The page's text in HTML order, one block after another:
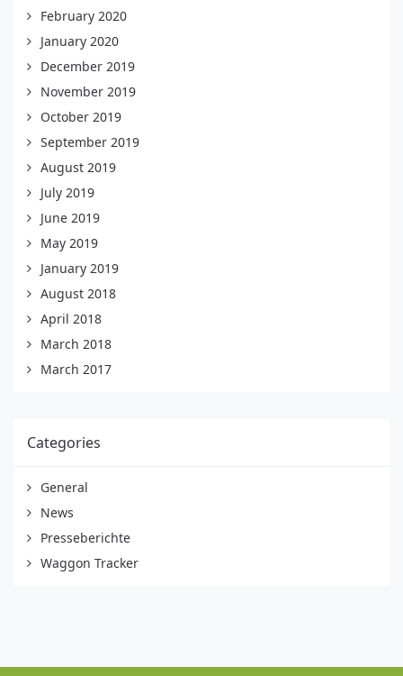
February 2020
January 2020
December 2019
November 2019
October 2019
September 2019
August 2019
July 2019
June 2019
May 2019
January 2019
August 2018
April 2018
March 2018
March 2017
Categories
General
News
Presseberichte
Waggon Tracker